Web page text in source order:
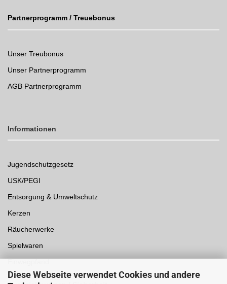
Diese Webseite verwendet Cookies und andere
Partnerprogramm / Treuebonus
Unser Treubonus
Unser Partnerprogramm
AGB Partnerprogramm
Informationen
Jugendschutzgesetz
USK/PEGI
Entsorgung & Umweltschutz
Kerzen
Räucherwerke
Spielwaren
Einwegpfand